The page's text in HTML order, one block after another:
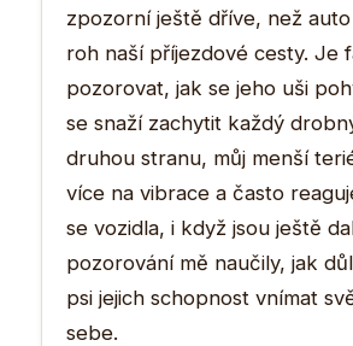
zpozorní ještě dříve, než
roh naší příjezdové cesty. Je
pozorovat, jak se jeho uši
se snaží zachytit každý
druhou stranu, můj menší
více na vibrace a často
se vozidla, i když jsou ještě
pozorování mě naučily, jak
psi jejich schopnost vnímat
sebe.